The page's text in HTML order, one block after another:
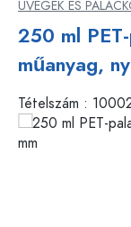
ÜVEGEK ES
250 ml
műanyag,
Tételszám :